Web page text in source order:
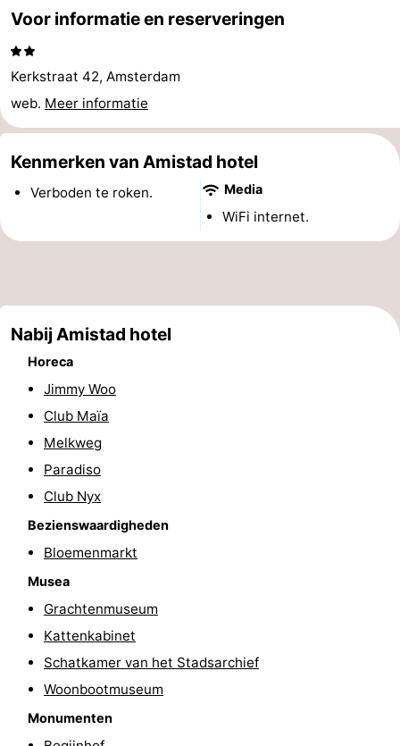
Monumenten
-
Kerken
-
-
Rondvaarten
-
-
Fietsen
Wandelen
Amusement
Nachtleven
Eten
drinken
Winkelen
Markten
Warenhuizen
Evenementen
Uitgelicht
Voor informatie en reserveringen
Kerkstraat 42, Amsterdam
web. Meer informatie
Kenmerken van Amistad hotel
Verboden te roken. Media
WiFi internet.
Nabij Amistad hotel
Horeca
Jimmy Woo
Club Maïa
Melkweg
Paradiso
Club Nyx
Bezienswaardigheden
Bloemenmarkt
Musea
Grachtenmuseum
Kattenkabinet
Schatkamer van het Stadsarchief
Woonbootmuseum
Monumenten